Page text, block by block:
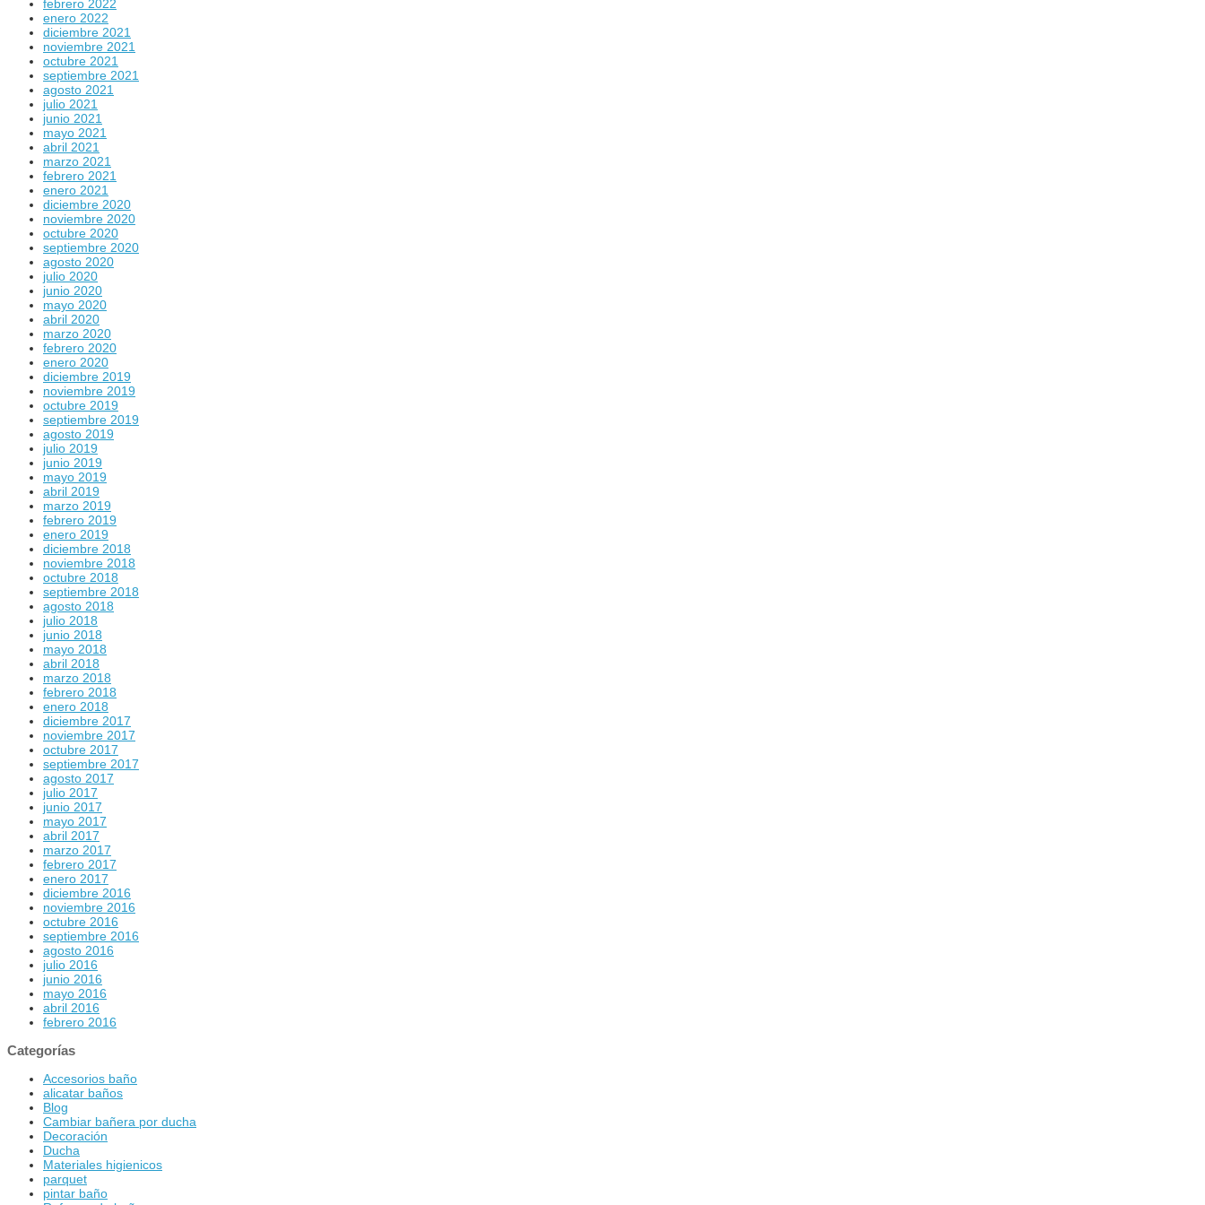
febrero 2022
enero 2022
diciembre 2021
noviembre 2021
octubre 2021
septiembre 2021
agosto 2021
julio 2021
junio 2021
mayo 2021
abril 2021
marzo 2021
febrero 2021
enero 2021
diciembre 2020
noviembre 2020
octubre 2020
septiembre 2020
agosto 2020
julio 2020
junio 2020
mayo 2020
abril 2020
marzo 2020
febrero 2020
enero 2020
diciembre 2019
noviembre 2019
octubre 2019
septiembre 2019
agosto 2019
julio 2019
junio 2019
mayo 2019
abril 2019
marzo 2019
febrero 2019
enero 2019
diciembre 2018
noviembre 2018
octubre 2018
septiembre 2018
agosto 2018
julio 2018
junio 2018
mayo 2018
abril 2018
marzo 2018
febrero 2018
enero 2018
diciembre 2017
noviembre 2017
octubre 2017
septiembre 2017
agosto 2017
julio 2017
junio 2017
mayo 2017
abril 2017
marzo 2017
febrero 2017
enero 2017
diciembre 2016
noviembre 2016
octubre 2016
septiembre 2016
agosto 2016
julio 2016
junio 2016
mayo 2016
abril 2016
febrero 2016
Categorías
Accesorios baño
alicatar baños
Blog
Cambiar bañera por ducha
Decoración
Ducha
Materiales higienicos
parquet
pintar baño